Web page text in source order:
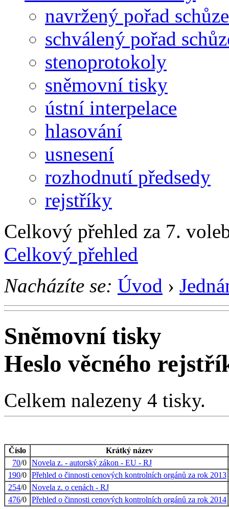
navržený pořad schůze
schválený pořad
stenoprotokoly
sněmovní tisky
ústní interpelace
hlasování
usnesení
rozhodnutí předsedy
rejstříky
Celkový přehled za 7.
Celkový přehled
Nacházíte se: Úvod ›
Sněmovní tisky
Heslo věcného
Celkem nalezeny 4 tisky.
Číslo
Krátký název
70/0 Novela z. - autorský zákon - EU - RJ
190/0 Přehled o činnosti cenových kontrolních orgánů za rok 2013
254/0 Novela z. o cenách - RJ
476/0 Přehled o činnosti cenových kontrolních orgánů za rok 2014